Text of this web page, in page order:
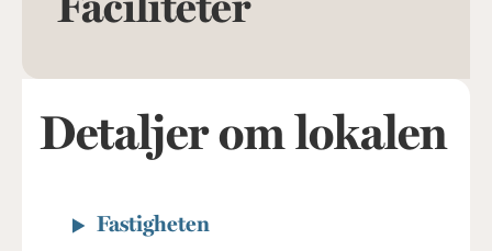
Faciliteter
Detaljer om lokalen
Fastigheten